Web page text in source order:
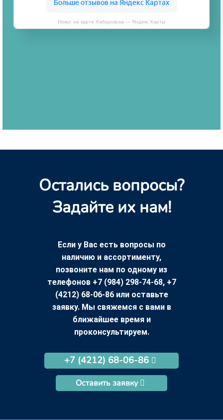
Новус на карте Хабаровска — Яндекс Карты
Остались вопросы?
Задайте их нам!
Если у Вас есть вопросы по
наличию и ассортименту,
позвоните нам по одному из
телефонов +7 (984) 298-74-68, +7
(4212) 68-06-86 или оставьте
заявку. Мы свяжемся с вами в
ближайшее время и
проконсультируем.
+7 (4212) 68-06-86
Оставить заявку